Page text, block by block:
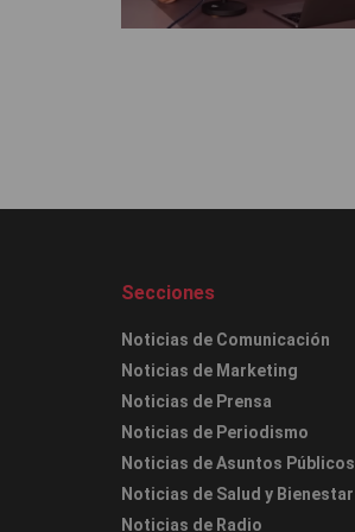
Secciones
Noticias de Comunicación
Noticias de Marketing
Noticias de Prensa
Noticias de Periodismo
Noticias de Asuntos Públicos
Noticias de Salud y Bienestar
Noticias de Radio